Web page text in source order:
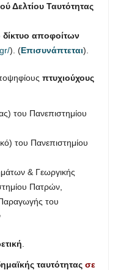
Δελτίου Ταυτότητας
αποφοίτων
). (Επισυνάπτεται).
πτυχιούχους
του Πανεπιστημίου
του Πανεπιστημίου
& Γεωργικής
Πατρών,
του
ταυτότητας σε